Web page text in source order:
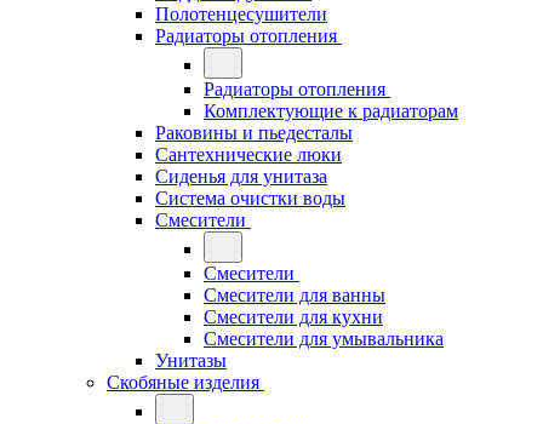
Полотенцесушители
Радиаторы отопления
Радиаторы отопления
Комплектующие к радиаторам
Раковины и пьедесталы
Сантехнические люки
Сиденья для унитаза
Система очистки воды
Смесители
Смесители
Смесители для ванны
Смесители для кухни
Смесители для умывальника
Унитазы
Скобяные изделия